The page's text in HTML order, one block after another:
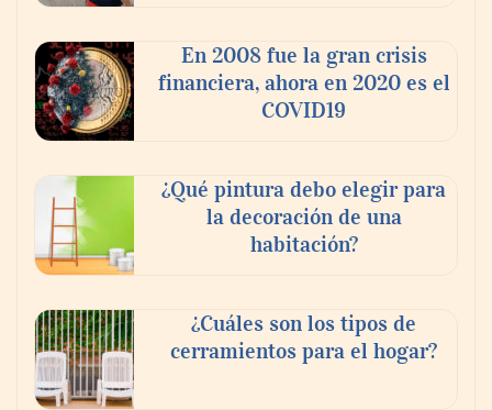
Ricardo Palacio EscobarEn 2008 fue la gran crisis
financiera, ahora en 2020 es el
COVID19
¿Qué pintura debo elegir para
la decoración de una
habitación?
¿Cuáles son los tipos de
cerramientos para el hogar?